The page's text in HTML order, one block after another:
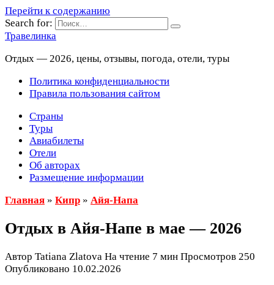
Перейти к содержанию
Search for:
Травелинка
Отдых — 2026, цены, отзывы, погода, отели, туры
Политика конфиденциальности
Правила пользования сайтом
Страны
Туры
Авиабилеты
Отели
Об авторах
Размещение информации
Главная » Кипр » Айя-Напа
Отдых в Айя-Напе в мае — 2026
Автор Tatiana Zlatova На чтение 7 мин Просмотров 250
Опубликовано 10.02.2026